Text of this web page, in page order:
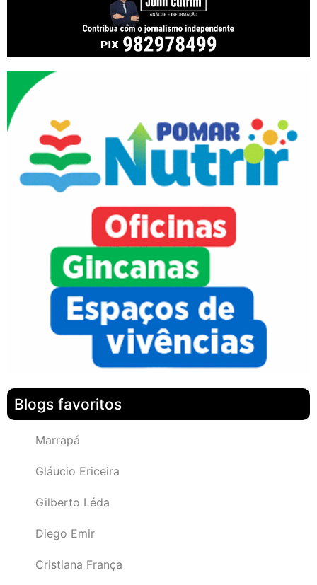
Blogs favoritos
Marrapá
Gláucio Ericeira
Gilberto Léda
Diego Emir
Cristiana França